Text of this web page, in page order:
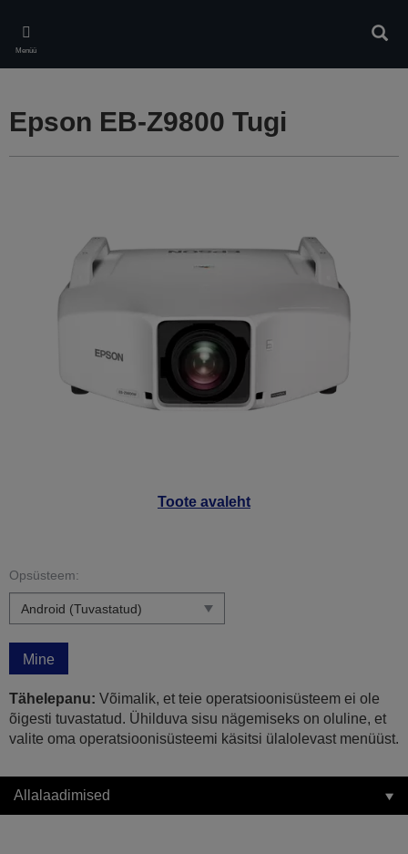
main
content
Menüü
Toote avaleht
Epson EB-Z9800 Tugi
Opsüsteem:
Mine
Tähelepanu: Võimalik, et teie operatsioonisüsteem ei ole
õigesti tuvastatud. Ühilduva sisu nägemiseks on oluline, et
valite oma operatsioonisüsteemi käsitsi ülalolevast menüüst.
Allalaadimised